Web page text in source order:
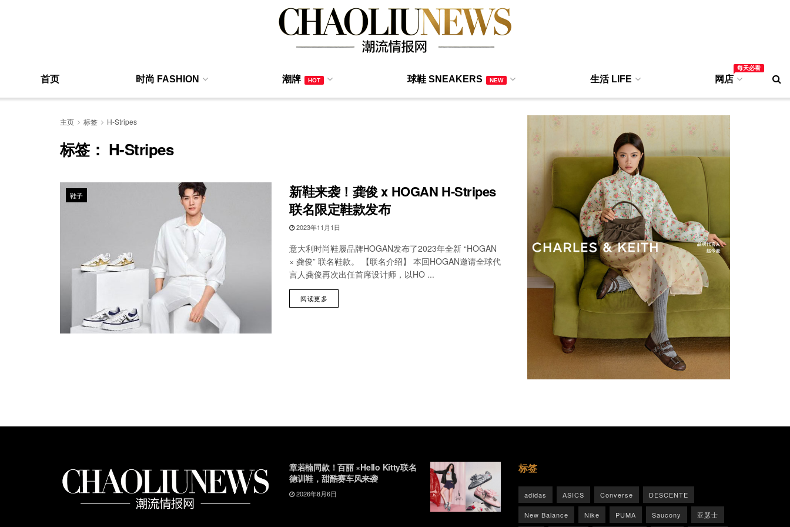
首页 时尚 FASHION 潮牌 HOT 球鞋 SNEAKERS NEW 生活 LIFE 网店
每天必看
主页 标签 H-Stripes
标签： H-Stripes
鞋子
新鞋来袭！龚俊 x HOGAN H-Stripes
联名限定鞋款发布
2023年11月1日
意大利时尚鞋履品牌HOGAN发布了2023年全新 “HOGAN
× 龚俊” 联名鞋款。 【联名介绍】 本回HOGAN邀请全球代
言人龚俊再次出任首席设计师，以HO ...
阅读更多
章若楠同款！百丽 ×Hello Kitty联名
德训鞋，甜酷赛车风来袭
2026年8月6日
标签
adidas ASICS Converse DESCENTE
New Balance Nike PUMA Saucony 亚瑟士